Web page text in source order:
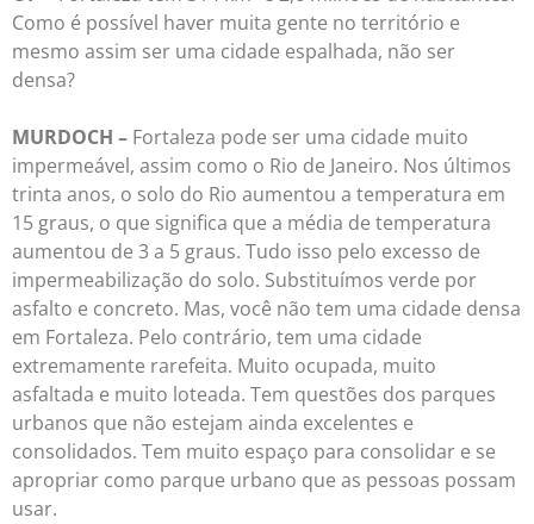
Como é possível haver muita gente no território e
mesmo assim ser uma cidade espalhada, não ser
densa?
MURDOCH – Fortaleza pode ser uma cidade muito
impermeável, assim como o Rio de Janeiro. Nos últimos
trinta anos, o solo do Rio aumentou a temperatura em
15 graus, o que significa que a média de temperatura
aumentou de 3 a 5 graus. Tudo isso pelo excesso de
impermeabilização do solo. Substituímos verde por
asfalto e concreto. Mas, você não tem uma cidade densa
em Fortaleza. Pelo contrário, tem uma cidade
extremamente rarefeita. Muito ocupada, muito
asfaltada e muito loteada. Tem questões dos parques
urbanos que não estejam ainda excelentes e
consolidados. Tem muito espaço para consolidar e se
apropriar como parque urbano que as pessoas possam
usar.